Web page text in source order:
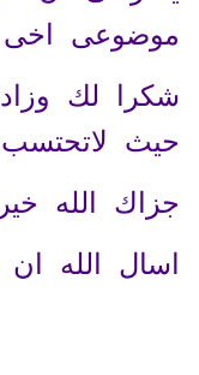
موضوعى اخى
شكرا لك
حيث
جزاك الله خيرا
اسال الله